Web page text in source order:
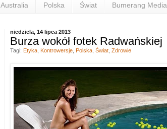
Australia Polska Świat Bumerang Media
niedziela, 14 lipca 2013
Burza wokół fotek Radwańskiej
Tagi: Etyka, Kontrowersje, Polska, Świat, Zdrowie